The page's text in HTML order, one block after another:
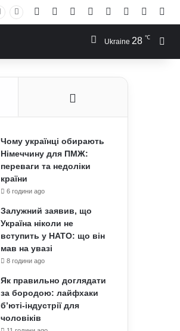
Facebook YouTubeInstagram
RSS Log In
Ukraine 28 ℃
Чому українці обирають
Німеччину для ПМЖ:
переваги та недоліки
країни
6 години ago
Залужний заявив, що
Україна ніколи не
вступить у НАТО: що він
мав на увазі
8 години ago
Як правильно доглядати
за бородою: лайфхаки
б’юті-індустрії для
чоловіків